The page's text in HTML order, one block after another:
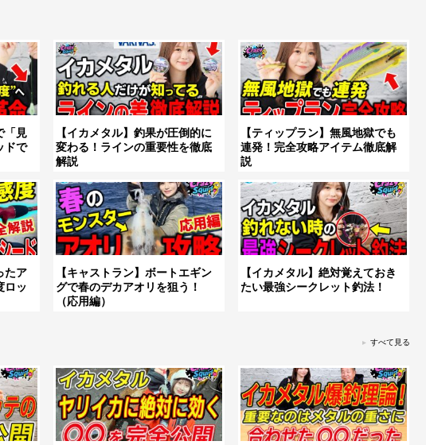
「見
ドで
【イカメタル】釣果が圧倒的に
変わる！ラインの重要性を徹底
解説
【ティップラン】無風地獄でも
連発！完全攻略アイテム徹底解
説
たア
ロッ
【キャストラン】ボートエギン
グで春のデカアオリを狙う！
（応用編）
【イカメタル】絶対覚えておき
たい最強シークレット釣法！
すべて見る